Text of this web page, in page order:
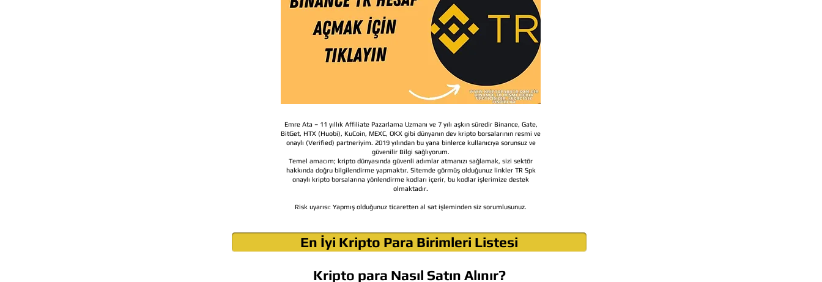
Emre Ata – 11 yıllık Affiliate Pazarlama Uzmanı ve 7 yılı aşkın süredir Binance, Gate,
BitGet, HTX (Huobi), KuCoin, MEXC, OKX gibi dünyanın dev kripto borsalarının resmi ve
onaylı (Verified) partneriyim. 2019 yılından bu yana binlerce kullanıcıya sorunsuz ve
güvenilir Bilgi sağlıyorum.
Temel amacım; kripto dünyasında güvenli adımlar atmanızı sağlamak, sizi sektör
hakkında doğru bilgilendirme yapmaktır. Sitemde görmüş olduğunuz linkler TR Spk
onaylı kripto borsalarına yönlendirme kodları içerir, bu kodlar işlerimize destek
olmaktadır.
Risk uyarısı: Yapmış olduğunuz ticaretten al sat işleminden siz sorumlusunuz.
En İyi Kripto Para Birimleri Listesi
Kripto para Nasıl Satın Alınır?